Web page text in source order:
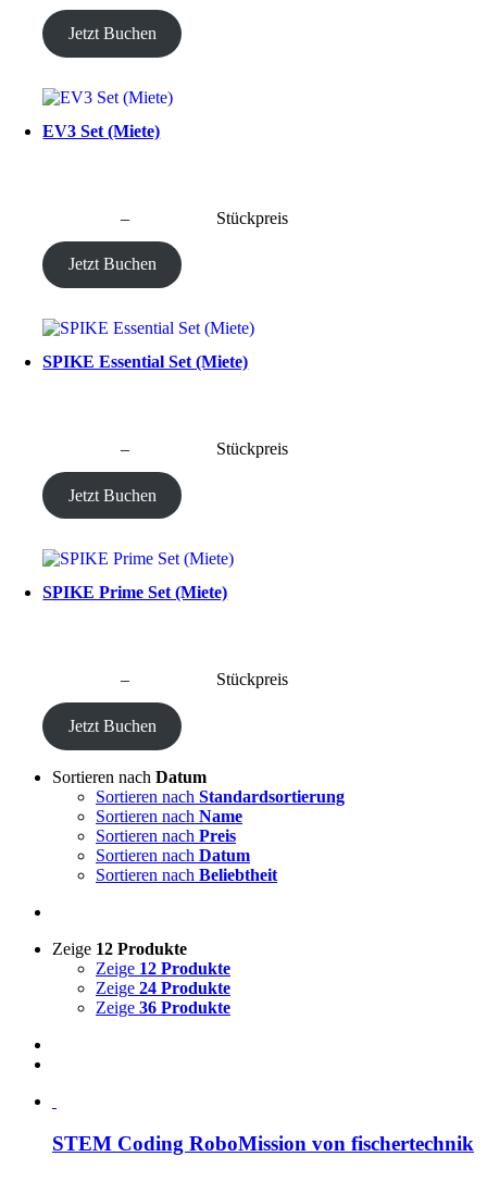
Jetzt Buchen
EV3 Set (Miete)
– Stückpreis
Jetzt Buchen
SPIKE Essential Set (Miete)
– Stückpreis
Jetzt Buchen
SPIKE Prime Set (Miete)
– Stückpreis
Jetzt Buchen
Sortieren nach Datum
Sortieren nach Standardsortierung
Sortieren nach Name
Sortieren nach Preis
Sortieren nach Datum
Sortieren nach Beliebtheit
Zeige 12 Produkte
Zeige 12 Produkte
Zeige 24 Produkte
Zeige 36 Produkte
STEM Coding RoboMission von fischertechnik